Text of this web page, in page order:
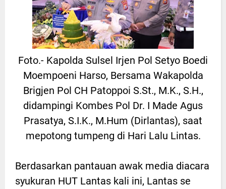
Foto.- Kapolda Sulsel Irjen Pol Setyo Boedi
Moempoeni Harso, Bersama Wakapolda
Brigjen Pol CH Patoppoi S.St., M.K., S.H.,
didampingi Kombes Pol Dr. I Made Agus
Prasatya, S.I.K., M.Hum (Dirlantas), saat
mepotong tumpeng di Hari Lalu Lintas.
Berdasarkan pantauan awak media diacara
syukuran HUT Lantas kali ini, Lantas se